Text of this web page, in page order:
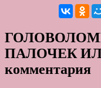
ПАЛОЧЕК
комментария